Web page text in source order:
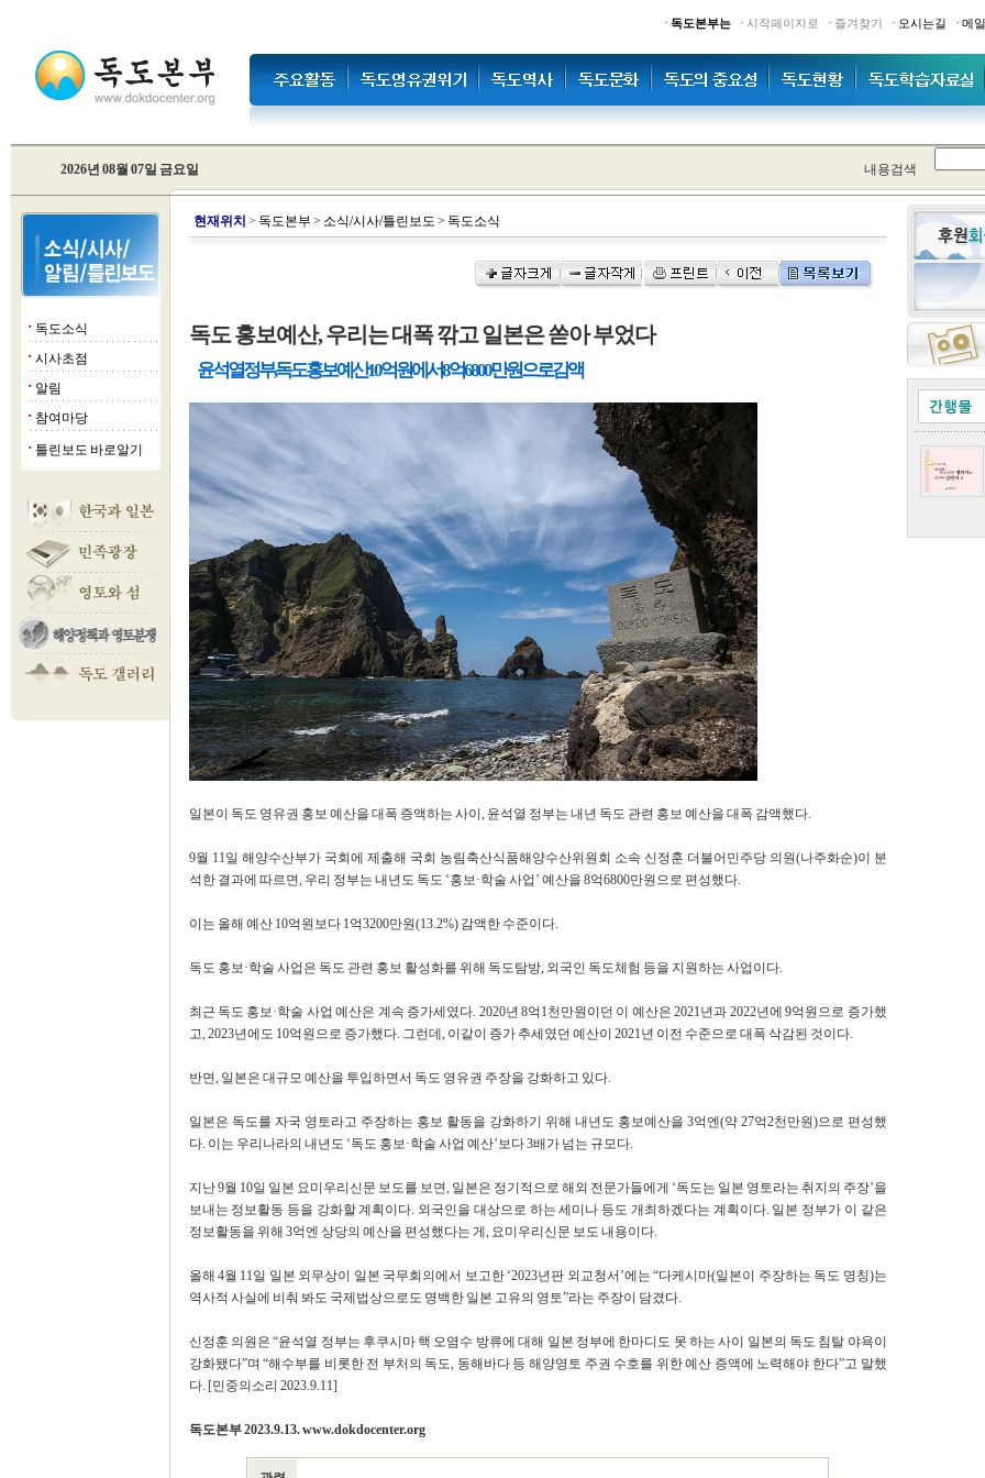
· 독도본부는 · 시작페이지로 · 즐겨찾기 · 오시는길 · 메
2026년 08월 07일 금요일 내용검색
■ 독도소식
■ 시사초점
■ 알림
■ 참여마당
■ 틀린보도 바로알기
현재위치 > 독도본부 > 소식/시사/틀린보도 > 독도소식
독도 홍보예산, 우리는 대폭 깎고 일본은 쏟아 부었다
윤석열 정부, 독도 홍보예산 10억원에서 8억6800만원으로 감액
일본이 독도 영유권 홍보 예산을 대폭 증액하는 사이, 윤석열 정부는 내년 독도 관련 홍보 예산을 대폭 감액했다.
9월 11일 해양수산부가 국회에 제출해 국회 농림축산식품해양수산위원회 소속 신정훈 더불어민주당 의원(나주화순)이 분
석한 결과에 따르면, 우리 정부는 내년도 독도 ‘홍보·학술 사업’ 예산을 8억6800만원으로 편성했다.
이는 올해 예산 10억원보다 1억3200만원(13.2%) 감액한 수준이다.
독도 홍보·학술 사업은 독도 관련 홍보 활성화를 위해 독도탐방, 외국인 독도체험 등을 지원하는 사업이다.
최근 독도 홍보·학술 사업 예산은 계속 증가세였다. 2020년 8억1천만원이던 이 예산은 2021년과 2022년에 9억원으로 증가했
고, 2023년에도 10억원으로 증가했다. 그런데, 이같이 증가 추세였던 예산이 2021년 이전 수준으로 대폭 삭감된 것이다.
반면, 일본은 대규모 예산을 투입하면서 독도 영유권 주장을 강화하고 있다.
일본은 독도를 자국 영토라고 주장하는 홍보 활동을 강화하기 위해 내년도 홍보예산을 3억엔(약 27억2천만원)으로 편성했
다. 이는 우리나라의 내년도 ‘독도 홍보·학술 사업 예산’보다 3배가 넘는 규모다.
지난 9월 10일 일본 요미우리신문 보도를 보면, 일본은 정기적으로 해외 전문가들에게 ‘독도는 일본 영토라는 취지의 주장’을
보내는 정보활동 등을 강화할 계획이다. 외국인을 대상으로 하는 세미나 등도 개최하겠다는 계획이다. 일본 정부가 이 같은
정보활동을 위해 3억엔 상당의 예산을 편성했다는 게, 요미우리신문 보도 내용이다.
올해 4월 11일 일본 외무상이 일본 국무회의에서 보고한 ‘2023년판 외교청서’에는 “다케시마(일본이 주장하는 독도 명칭)는
역사적 사실에 비춰 봐도 국제법상으로도 명백한 일본 고유의 영토”라는 주장이 담겼다.
신정훈 의원은 “윤석열 정부는 후쿠시마 핵 오염수 방류에 대해 일본 정부에 한마디도 못 하는 사이 일본의 독도 침탈 야욕이
강화됐다”며 “해수부를 비롯한 전 부처의 독도, 동해바다 등 해양영토 주권 수호를 위한 예산 증액에 노력해야 한다”고 말했
다. [민중의소리 2023.9.11]
독도본부 2023.9.13. www.dokdocenter.org